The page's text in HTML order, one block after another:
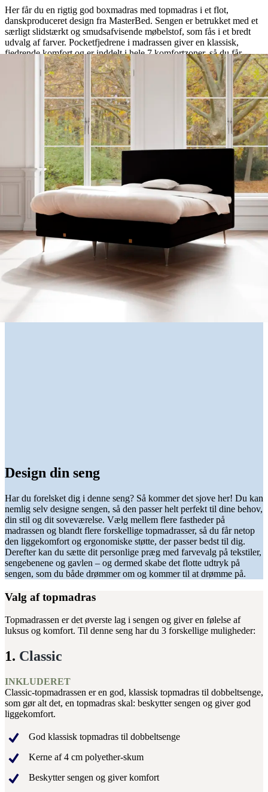
Her får du en rigtig god boxmadras med topmadras i et flot,
danskproduceret design fra MasterBed. Sengen er betrukket med et
særligt slidstærkt og smudsafvisende møbelstof, som fås i et bredt
udvalg af farver. Pocketfjedrene i madrassen giver en klassisk,
fjedrende komfort og er inddelt i hele 7 komfortzoner, så du får
støtte lige dér, hvor din krop har allermest brug for det. Sengen
skaber gode forudsætninger for en sund og ergonomisk korrekt
liggestilling, hvor rygsøjlen holdes lige, og belastningen på led og
muskler minimeres. I madrassen finder du også det unikke
AirgoFoam – et særligt ventilerende skum med åben cellestruktur,
som giver en behagelig, åndbar komfort og stabil støtte nat efter nat.
Prisen er inklusiv et par solide, runde stålben på 19 cm. MasterBed
giver hele 15 års garanti på ramme- og fjederbrud. Sengehøjde
ekskl. topmadras og ben: 37 cm.
Design din seng
Har du forelsket dig i denne seng? Så kommer det sjove her! Du kan
nemlig selv designe sengen, så den passer helt perfekt til dine behov,
din stil og dit soveværelse. Vælg mellem flere fastheder på
madrassen og blandt flere forskellige topmadrasser, så du får netop
den liggekomfort og ergonomiske støtte, der passer bedst til dig.
Derefter kan du sætte dit personlige præg med farvevalg på tekstiler,
sengebenene og gavlen – og dermed skabe det flotte udtryk på
sengen, som du både drømmer om og kommer til at drømme på.
Valg af topmadras
Topmadrassen er det øverste lag i sengen og giver en følelse af
luksus og komfort. Til denne seng har du 3 forskellige muligheder:
1. Classic
INKLUDERET
Classic-topmadrassen er en god, klassisk topmadras til dobbeltsenge,
som gør alt det, en topmadras skal: beskytter sengen og giver god
liggekomfort.
God klassisk topmadras til dobbeltsenge
Kerne af 4 cm polyether-skum
Beskytter sengen og giver komfort